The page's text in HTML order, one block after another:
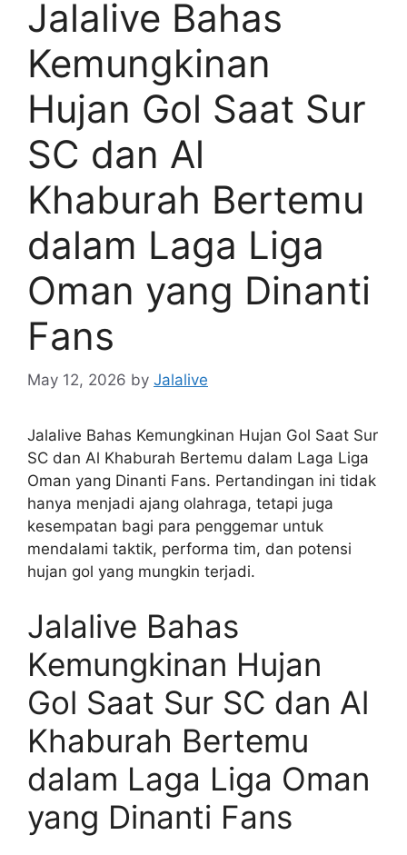
Jalalive Bahas
Kemungkinan
Hujan Gol Saat Sur
SC dan Al
Khaburah Bertemu
dalam Laga Liga
Oman yang Dinanti
Fans
May 12, 2026 by Jalalive
Jalalive Bahas Kemungkinan Hujan Gol Saat Sur
SC dan Al Khaburah Bertemu dalam Laga Liga
Oman yang Dinanti Fans. Pertandingan ini tidak
hanya menjadi ajang olahraga, tetapi juga
kesempatan bagi para penggemar untuk
mendalami taktik, performa tim, dan potensi
hujan gol yang mungkin terjadi.
Jalalive Bahas
Kemungkinan Hujan
Gol Saat Sur SC dan Al
Khaburah Bertemu
dalam Laga Liga Oman
yang Dinanti Fans